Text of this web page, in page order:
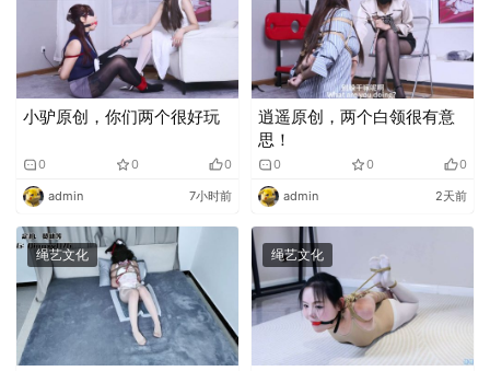
小驴原创，你们两个很好玩
0 0 0
admin 7小时前
逍遥原创，两个白领很有意
思！
0 0 0
admin 2天前
绳艺文化 绳艺文化